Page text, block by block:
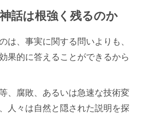
話は根強く残るのか
は、事実に関する問いよりも、
果的に答えることができるから
、腐敗、あるいは急速な技術変
人々は自然と隠された説明を探